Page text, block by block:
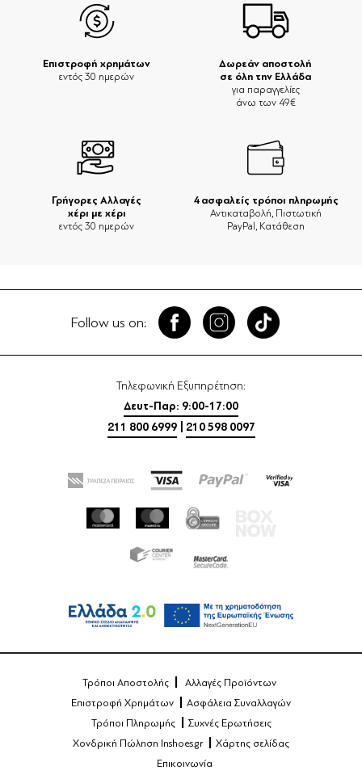
Δωρεάν αποστολή
σε όλη την Ελλάδα
για παραγγελίες
άνω των 49€
Επιστροφή χρημάτων
εντός 30 ημερών
Γρήγορες Αλλαγές
χέρι με χέρι
εντός 30 ημερών
4 ασφαλείς τρόποι πληρωμής
Αντικαταβολή, Πιστωτική
PayPal, Κατάθεση
Follow us on:
Τηλεφωνική Εξυπηρέτηση:
Δευτ-Παρ: 9:00-17:00
211 800 6999
210 598 0097
Τρόποι Αποστολής
Αλλαγές Προϊόντων
Επιστροφή Χρημάτων
Ασφάλεια Συναλλαγών
Τρόποι Πληρωμής
Συχνές Ερωτήσεις
Χονδρική Πώληση Inshoes.gr
Χάρτης σελίδας
Επικοινωνία